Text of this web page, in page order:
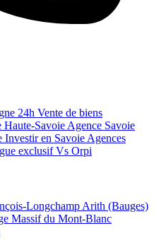
24h Vente de biens
Haute-Savoie Agence Savoie
Investir en Savoie Agences
exclusifVs Orpi
Longchamp Arith (Bauges)
Massif du Mont-Blanc